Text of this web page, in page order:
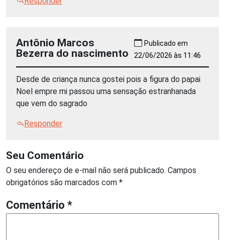
Antônio Marcos
Bezerra do nascimento
Publicado em
22/06/2026 às 11:46
Desde de criança nunca gostei pois a figura do papai
Noel empre mi passou uma sensação estranhanada
que vem do sagrado
Responder
Seu Comentário
O seu endereço de e-mail não será publicado. Campos
obrigatórios são marcados com *
Comentário *